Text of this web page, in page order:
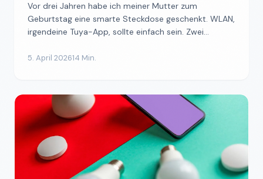
Vor drei Jahren habe ich meiner Mutter zum
Geburtstag eine smarte Steckdose geschenkt. WLAN,
irgendeine Tuya-App, sollte einfach sein. Zwei
5. April 202614 Min.